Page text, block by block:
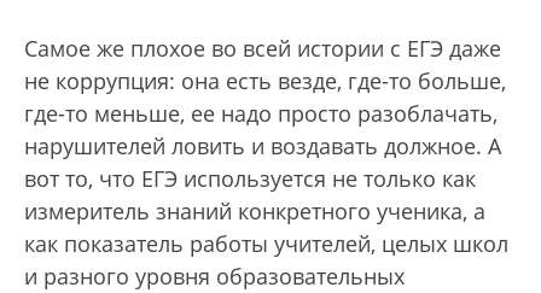
Самое же плохое во всей истории с ЕГЭ даже
не коррупция: она есть везде, где-то больше,
где-то меньше, ее надо просто разоблачать,
нарушителей ловить и воздавать должное. А
вот то, что ЕГЭ используется не только как
измеритель знаний конкретного ученика, а
как показатель работы учителей, целых школ
и разного уровня образовательных